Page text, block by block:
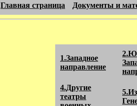
Главная страница
Документы и
1.Западное
направление
4.Другие
театры